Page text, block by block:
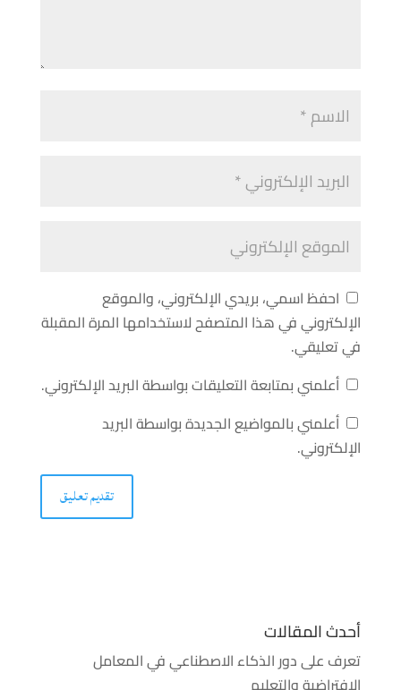
احفظ اسمي، بريدي الإلكتروني، والموقع
الإلكتروني في هذا المتصفح لاستخدامها المرة المقبلة
في تعليقي.
أعلمني بمتابعة التعليقات بواسطة البريد الإلكتروني.
أعلمني بالمواضيع الجديدة بواسطة البريد
الإلكتروني.
أحدث المقالات
تعرف على دور الذكاء الاصطناعي في المعامل
الافتراضية والتعليم